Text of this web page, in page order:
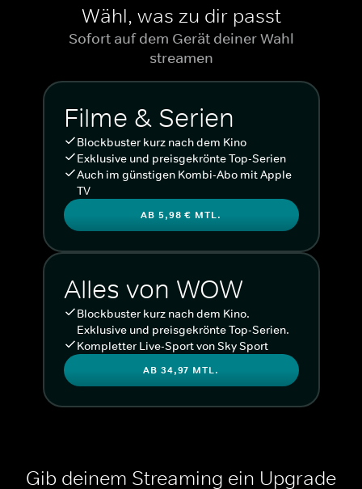
Wähl, was zu dir passt
Sofort auf dem Gerät deiner Wahl
streamen
Filme & Serien
Blockbuster kurz nach dem Kino
Exklusive und preisgekrönte Top-Serien
Auch im günstigen Kombi-Abo mit Apple
TV
AB 5,98 € MTL.
Alles von WOW
Blockbuster kurz nach dem Kino.
Exklusive und preisgekrönte Top-Serien.
Kompletter Live-Sport von Sky Sport
AB 34,97 MTL.
Gib deinem Streaming ein Upgrade